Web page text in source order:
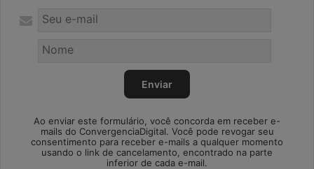
Ao enviar este formulário, você concorda em receber e-
mails do ConvergenciaDigital. Você pode revogar seu
consentimento para receber e-mails a qualquer momento
usando o link de cancelamento, encontrado na parte
inferior de cada e-mail.